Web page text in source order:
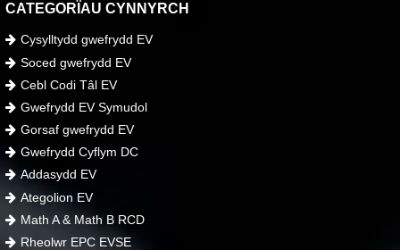
CATEGORÏAU CYNNYRCH
Cysylltydd gwefrydd EV
Soced gwefrydd EV
Cebl Codi Tâl EV
Gwefrydd EV Symudol
Gorsaf gwefrydd EV
Gwefrydd Cyflym DC
Addasydd EV
Ategolion EV
Math A & Math B RCD
Rheolwr EPC EVSE